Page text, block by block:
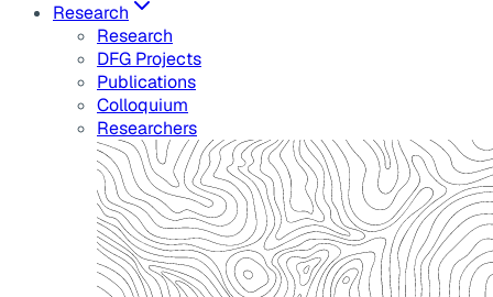
Research
Research
DFG Projects
Publications
Colloquium
Researchers